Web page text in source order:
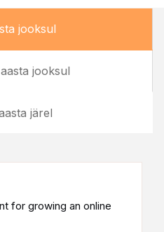
jooksul
jooksul
järel
for growing an online